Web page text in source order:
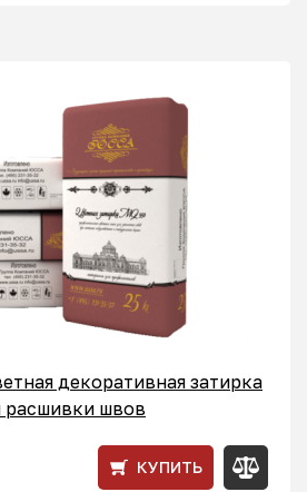
декоративная затирка
расшивки швов
КУПИТЬ